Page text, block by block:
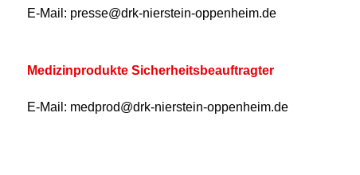
E-Mail: presse@drk-nierstein-oppenheim.de
Medizinprodukte Sicherheitsbeauftragter
E-Mail: medprod@drk-nierstein-oppenheim.de